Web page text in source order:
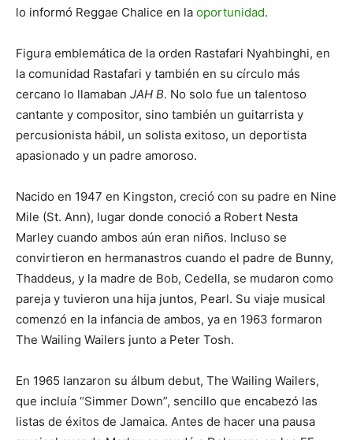
lo informó Reggae Chalice en la oportunidad.
Figura emblemática de la orden Rastafari Nyahbinghi, en
la comunidad Rastafari y también en su círculo más
cercano lo llamaban JAH B. No solo fue un talentoso
cantante y compositor, sino también un guitarrista y
percusionista hábil, un solista exitoso, un deportista
apasionado y un padre amoroso.
Nacido en 1947 en Kingston, creció con su padre en Nine
Mile (St. Ann), lugar donde conoció a Robert Nesta
Marley cuando ambos aún eran niños. Incluso se
convirtieron en hermanastros cuando el padre de Bunny,
Thaddeus, y la madre de Bob, Cedella, se mudaron como
pareja y tuvieron una hija juntos, Pearl. Su viaje musical
comenzó en la infancia de ambos, ya en 1963 formaron
The Wailing Wailers junto a Peter Tosh.
En 1965 lanzaron su álbum debut, The Wailing Wailers,
que incluía “Simmer Down”, sencillo que encabezó las
listas de éxitos de Jamaica. Antes de hacer una pausa